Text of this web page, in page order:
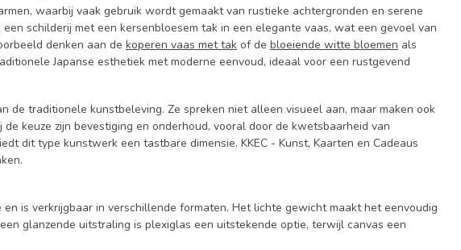
waarbij vaak gebruik wordt gemaakt van rustieke achtergronden en serene
schilderij met een kersenbloesem tak in een elegante vaas, wat een gevoel van
denken aan de koperen vaas met tak of de bloeiende witte bloemen als
Japanse esthetiek met moderne eenvoud, ideaal voor een rustgevend
de traditionele kunstbeleving. Ze spreken niet alleen visueel aan, maar maken ook
keuze zijn bevestiging en onderhoud, vooral door de kwetsbaarheid van
dit type kunstwerk een tastbare dimensie. KKEC - Kunst, Kaarten en Cadeaus
is verkrijgbaar in verschillende formaten. Het lichte gewicht maakt het eenvoudig
glanzende uitstraling is plexiglas een uitstekende optie, terwijl canvas een